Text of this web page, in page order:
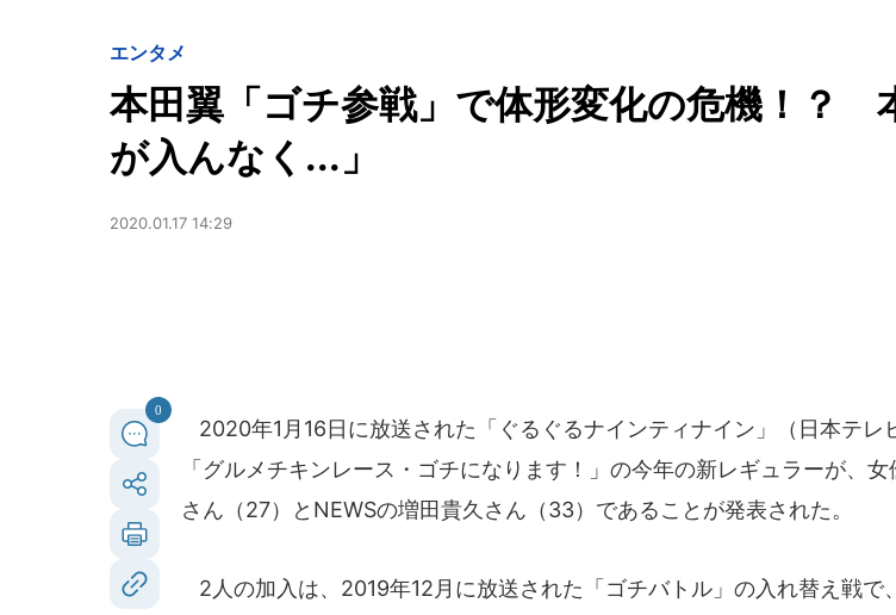
エンタメ
本田翼「ゴチ参戦」で体形変化の危機！？
が入んなく...」
2020.01.17 14:29
0
2020年1月16日に放送された「ぐるぐるナインティナイン」（日本テレ
「グルメチキンレース・ゴチになります！」の今年の新レギュラーが、女
さん（27）とNEWSの増田貴久さん（33）であることが発表された。
2人の加入は、2019年12月に放送された「ゴチバトル」の入れ替え戦で